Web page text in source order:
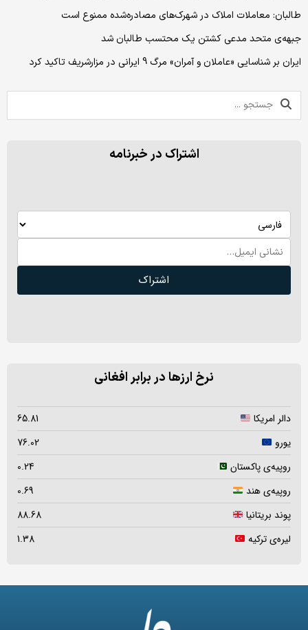
طالبان: معاملات املاک در شهرک‌های مصادره‌شده ممنوع است
جبهه‌ی متحد مدعی کشتن یک محتسب طالبان شد
ایران بر شناسایی «عاملان و آمران» مرگ 9 ایرانی در مزارشریف تاکید کرد
اشتراک در خبرنامه
اشتراک
نرخ ارزها در برابر افغانی
دالر امریکا
65.81
یورو
76.02
روپیه‌ی پاکستان
0.24
روپیه‌ی هند
0.69
پوند بریتانیا
88.68
لیره‌ی ترکیه
1.38